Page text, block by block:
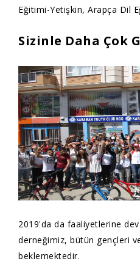
Eğitimi-Yetişkin, Arapça Dil
Sizinle Daha Çok
2019'da da faaliyetlerine
derneğimiz, bütün gençleri
beklemektedir.